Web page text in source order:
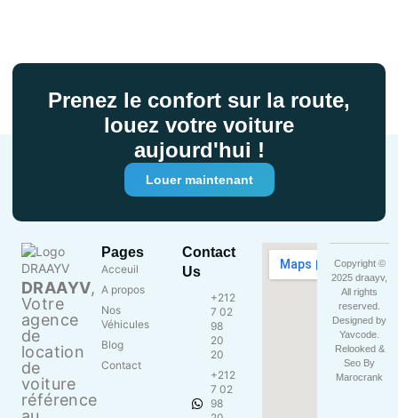
Prenez le confort sur la route,
louez votre voiture
aujourd'hui !
Louer maintenant
DRAAYV,
Votre
agence
de
location
de
voiture
référence
Pages
Acceuil
A propos
Nos
Véhicules
Blog
Contact
Contact
Us
+212
7 02
98
20
20
+212
7 02
98
Copyright ©
2025 draayv,
All rights
reserved.
Designed by
Yavcode
Relooked &
Seo By
Marocrank